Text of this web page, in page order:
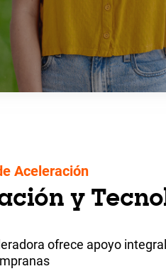
Aceleración
y
ofrece apoyo